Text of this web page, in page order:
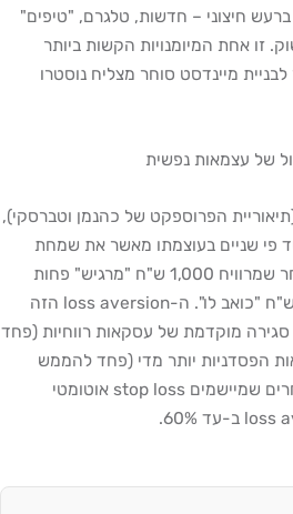
חיצוני – חדשות, טלגרם, "טיפים"
זו אחת המיומנויות הקשות ביותר
מיינדסט סוחר מצליח נוסטרו
הפרוספקט של כהנמן וטברסקי),
פי שניים בעוצמתו מאשר את שמחת
הרווח המקביל. זה אומר שסוחר שמרוויח 1,000 ש"ח "מרגיש" פחות
ממה שסוחר שמפסיד 1,000 ש"ח "כואב לו". ה-loss aversion הזה
סגירה מוקדמת של עסקאות רווחיות (פחד
הפסדניות יותר מדי (פחד להממש
הפסד). מחקרים מראים שסוחרים שמיישמים stop loss אוטומטי